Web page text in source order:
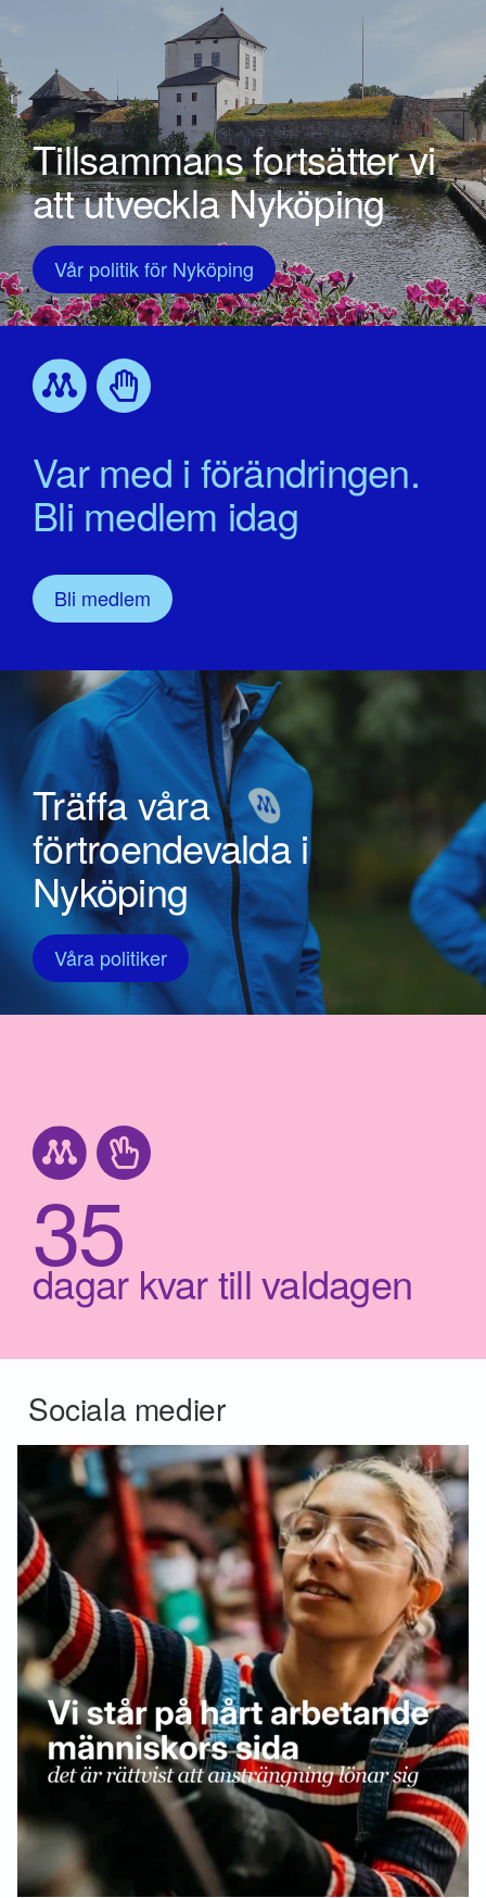
Tillsammans fortsätter vi
att utveckla Nyköping
Vår politik för Nyköping
Var med i förändringen.
Bli medlem idag
Bli medlem
35
dagar kvar till valdagen
Träffa våra
förtroendevalda i
Nyköping
Våra politiker
Sociala medier